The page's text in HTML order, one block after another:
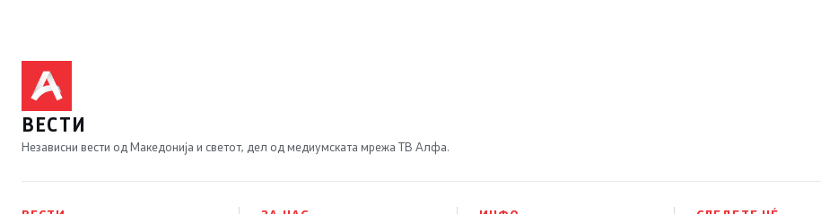
ВЕСТИ
Независни вести од Македонија и светот, дел од медиумската мрежа ТВ Алфа.